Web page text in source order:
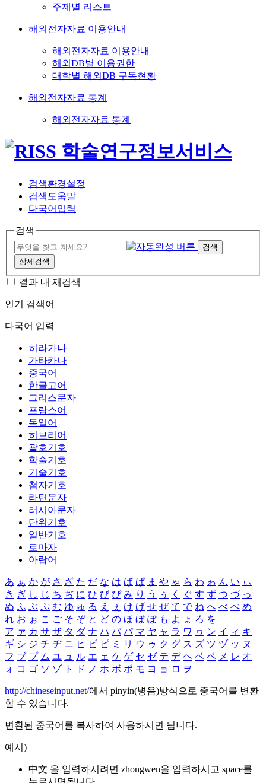
주제별 리스트
해외전자자료 이용안내
해외전자자료 이용안내
해외DB별 이용권한
대학별 해외DB 구독현황
해외전자자료 통계
해외전자자료 통계
검색환경설정
검색도움말
다국어입력
검색
검색
상세검색
결과 내 재검색
인기 검색어
다국어 입력
히라가나
가타카나
중국어
한글고어
그리스문자
프랑스어
독일어
히브리어
괄호기호
학술기호
기술기호
첨자기호
라틴문자
러시아문자
단위기호
일반기호
로마자
아랍어
あ ぁ か が さ ざ た だ な は ば ぱ ま や ゃ ら わ ゎ ん い ぃ
き ぎ し じ ち ぢ に ひ び ぴ み り う ぅ く ぐ す ず つ づ っ
ぬ ふ ぶ ぷ む ゆ ゅ る え ぇ け げ せ ぜ て で ね へ べ ぺ め
れ お ぉ こ ご そ ぞ と ど の ほ ぼ ぽ も よ ょ ろ を
ア ァ カ サ ザ タ ダ ナ ハ バ パ マ ヤ ャ ラ ワ ヮ ン イ ィ キ
ギ シ ジ チ ヂ ニ ヒ ビ ピ ミ リ ウ ゥ ク グ ス ズ ツ ヅ ッ ヌ
フ ブ プ ム ユ ュ ル エ ェ ケ ゲ セ ゼ テ デ ヘ ベ ペ メ レ オ
ォ コ ゴ ソ ゾ ト ド ノ ホ ボ ポ モ ヨ ョ ロ ヲ ―
http://chineseinput.net/에서 pinyin(병음)방식으로 중국어를 변환
할 수 있습니다.
변환된 중국어를 복사하여 사용하시면 됩니다.
예시)
中文 을 입력하시려면 zhongwen을 입력하시고 space를